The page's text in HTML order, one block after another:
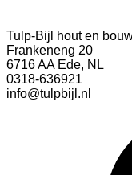
Tulp-Bijl hout en
Frankeneng 20
6716 AA Ede, NL
0318-636921
info@tulpbijl.nl